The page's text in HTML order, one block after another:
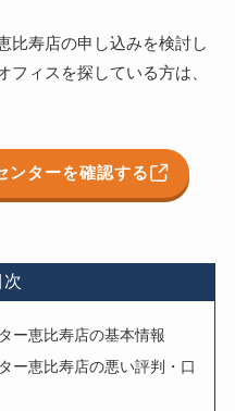
比寿店の申し込みを検討し
ィスを探している方は、
ンターを確認する
次
ー恵比寿店の基本情報
ー恵比寿店の悪い評判・口